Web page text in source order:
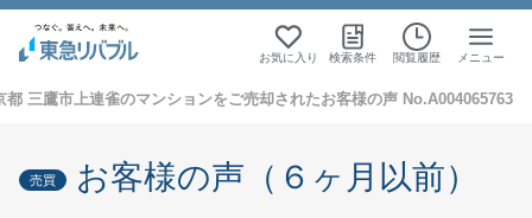
お気に入り 検索条件 閲覧履歴 メニュー
都 三鷹市上連雀のマンションをご売却されたお客様の声 No.A004065763
売買 お客様の声（６ヶ月以前）